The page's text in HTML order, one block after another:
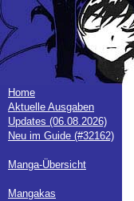
Home
Aktuelle Ausgaben
Updates (06.08.2026)
Neu im Guide (#32162)
Manga-Übersicht
Mangakas